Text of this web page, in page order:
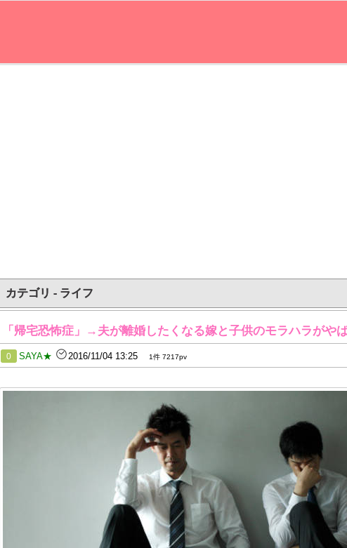
カテゴリ - ライフ
「帰宅恐怖症」→夫が離婚したくなる嫁と子供のモラハラがや
0 SAYA★ 2016/11/04 13:25 1件 7217pv